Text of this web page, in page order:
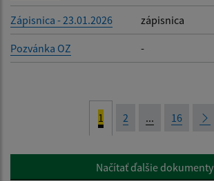
Zápisnica - 23.01.2026 zápisnica
Pozvánka OZ -
1 2 ... 16
Načítať ďalšie dokumenty